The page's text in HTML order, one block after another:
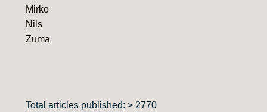
Mirko
Nils
Zuma
Total articles published: > 2770